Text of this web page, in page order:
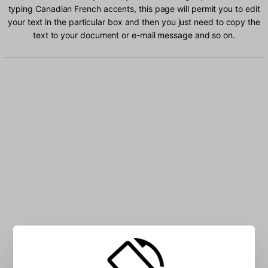
typing Canadian French accents, this page will permit you to edit
your text in the particular box and then you just need to copy the
text to your document or e-mail message and so on.
Type Canadian French characters into the box: